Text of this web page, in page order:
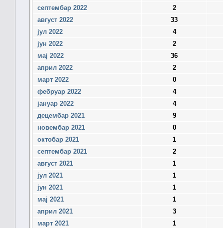
септембар 2022
2
август 2022
33
јул 2022
4
јун 2022
2
мај 2022
36
април 2022
2
март 2022
0
фебруар 2022
4
јануар 2022
4
децембар 2021
9
новембар 2021
0
октобар 2021
1
септембар 2021
2
август 2021
1
јул 2021
1
јун 2021
1
мај 2021
1
април 2021
3
март 2021
1